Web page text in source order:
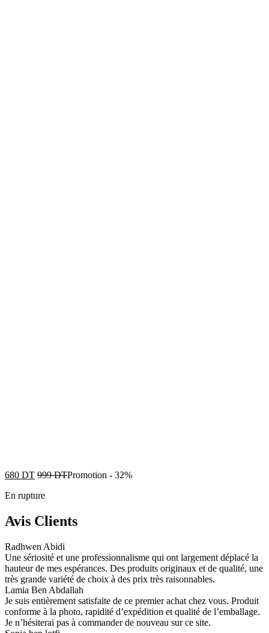
680 DT 999DTPromotion - 32%
En rupture
Avis Clients
Radhwen Abidi
Une sériosité et une professionnalisme qui ont largement déplacé la
hauteur de mes espérances. Des produits originaux et de qualité, une
très grande variété de choix à des prix très raisonnables.
Lamia Ben Abdallah
Je suis entièrement satisfaite de ce premier achat chez vous. Produit
conforme à la photo, rapidité d’expédition et qualité de l’emballage.
Je n’hésiterai pas à commander de nouveau sur ce site.